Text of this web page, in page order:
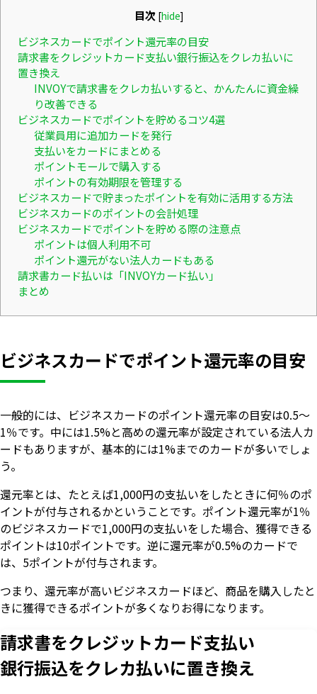
目次 [hide]
ビジネスカードでポイント還元率の目安
請求書をクレジットカード支払い銀行振込をクレカ払いに
置き換え
INVOYで請求書をクレカ払いすると、かんたんに資金繰
り改善できる
ビジネスカードでポイントを貯めるコツ4選
従業員用に追加カードを発行
支払いをカードにまとめる
ポイントモールで購入する
ポイントの有効期限を管理する
ビジネスカードで貯まったポイントを有効に活用する方法
ビジネスカードのポイントの会計処理
ビジネスカードでポイントを貯める際の注意点
ポイントは個人利用不可
ポイント還元がない法人カードもある
請求書カード払いは「INVOYカード払い」
まとめ
ビジネスカードでポイント還元率の目安
一般的には、ビジネスカードのポイント還元率の目安は0.5～
1％です。中には1.5%と高めの還元率が設定されている法人カ
ードもありますが、基本的には1%までのカードが多いでしょ
う。
還元率とは、たとえば1,000円の支払いをしたときに何％のポ
イントが付与されるかということです。ポイント還元率が1％
のビジネスカードで1,000円の支払いをした場合、獲得できる
ポイントは10ポイントです。逆に還元率が0.5%のカードで
は、5ポイントが付与されます。
つまり、還元率が高いビジネスカードほど、商品を購入したと
きに獲得できるポイントが多くなりお得になります。
請求書をクレジットカード支払い
銀行振込をクレカ払いに置き換え